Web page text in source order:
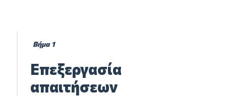
Βήμα 1
Επεξεργασία
απαιτήσεων